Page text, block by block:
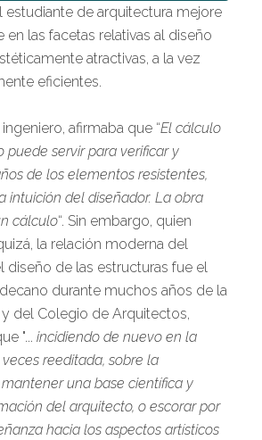
estudiante de arquitectura mejore
las facetas relativas al diseño
atractivas, a la vez
eficientes.
afirmaba que “El cálculo
puede servir para verificar y
de los elementos resistentes,
intuición del diseñador. La obra
cálculo“. Sin embargo, quien
la relación moderna del
diseño de las estructuras fue el
durante muchos años de la
y del Colegio de Arquitectos,
"...incidiendo de nuevo en la
reeditada, sobre la
una base científica y
del arquitecto, o escorar por
hacia los aspectos artísticos